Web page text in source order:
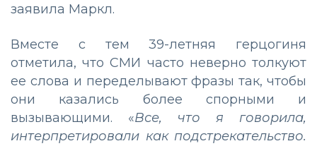
заявила Маркл.
Вместе с тем 39-летняя герцогиня
отметила, что СМИ часто неверно толкуют
ее слова и переделывают фразы так, чтобы
они казались более спорными и
вызывающими. «Все, что я говорила,
интерпретировали как подстрекательство.